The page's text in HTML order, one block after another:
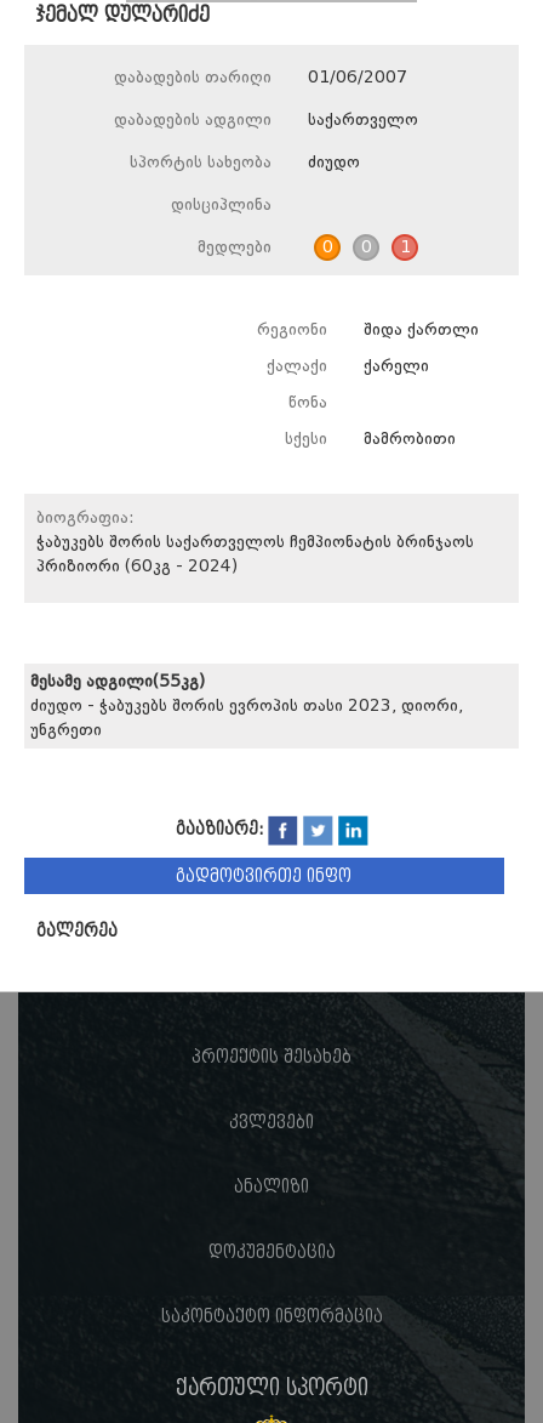
ჯემალ დულარიძე
დაბადების თარიღი 01/06/2007
დაბადების ადგილი საქართველო
სპორტის სახეობა ძიუდო
დისციპლინა
მედლები 0 0 1
რეგიონი შიდა ქართლი
ქალაქი ქარელი
წონა
სქესი მამრობითი
ბიოგრაფია:
ჭაბუკებს შორის საქართველოს ჩემპიონატის ბრინჯაოს
პრიზიორი (60კგ - 2024)
მესამე ადგილი(55კგ)
ძიუდო - ჭაბუკებს შორის ევროპის თასი 2023, დიორი,
უნგრეთი
გააზიარე:
გადმოტვირთე ინფო
გალერეა
პროექტის შესახებ
კვლევები
ანალიზი
დოკუმენტაცია
საკონტაქტო ინფორმაცია
ქართული სპორტი